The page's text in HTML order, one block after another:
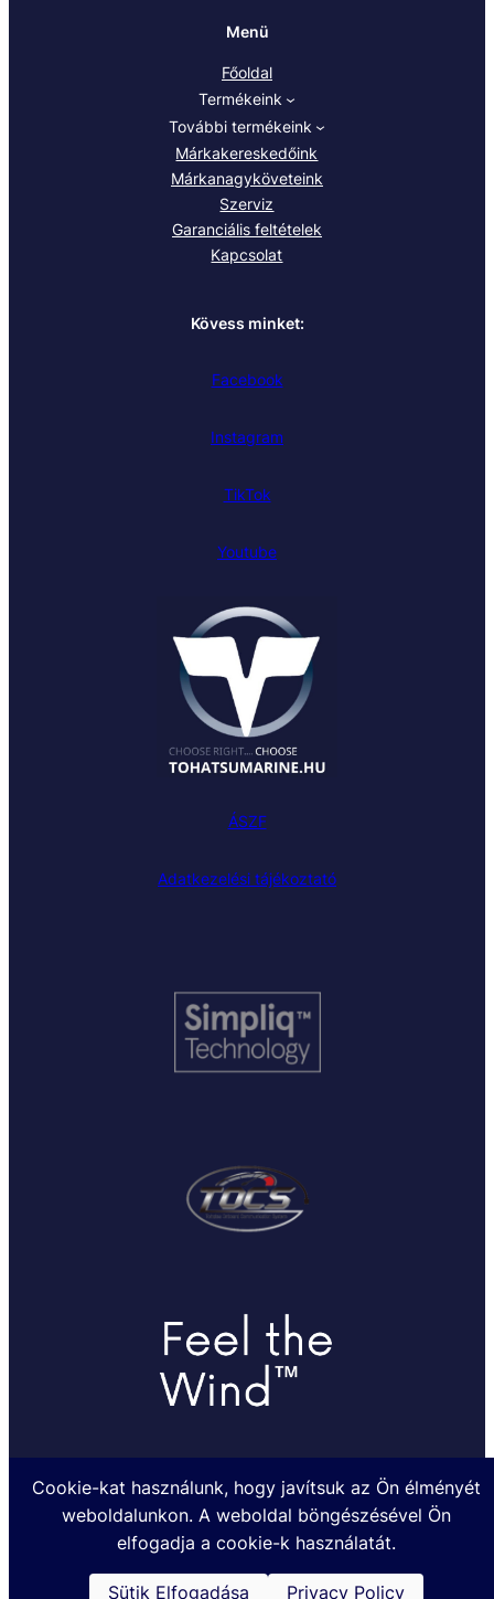
Menü
Főoldal
Termékeink
További termékeink
Márkakereskedőink
Márkanagyköveteink
Szerviz
Garanciális feltételek
Kapcsolat
Kövess minket:
Facebook
Instagram
TikTok
Youtube
ÁSZF
Adatkezelési tájékoztató
Készült a TOHATSUMARINE.HU Kft. megbízásából @2024
Cookie-kat használunk, hogy javítsuk az Ön élményét
weboldalunkon. A weboldal böngészésével Ön
elfogadja a cookie-k használatát.
Sütik Elfogadása Privacy Policy